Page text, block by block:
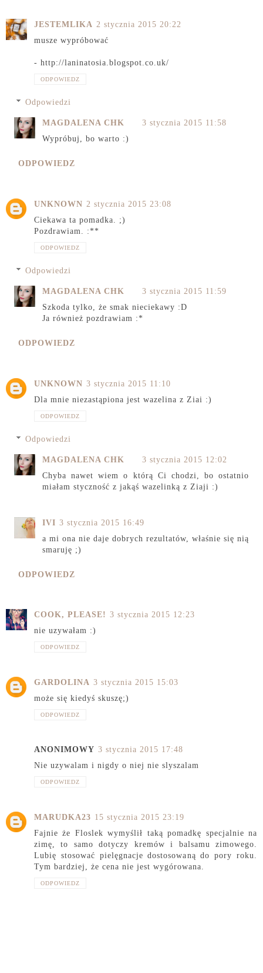
JESTEMLIKA 2 stycznia 2015 20:22
musze wypróbować
- http://laninatosia.blogspot.co.uk/
ODPOWIEDZ
Odpowiedzi
MAGDALENA CHK
3 stycznia 2015 11:58
Wypróbuj, bo warto :)
ODPOWIEDZ
UNKNOWN 2 stycznia 2015 23:08
Ciekawa ta pomadka. ;)
Pozdrawiam. :**
ODPOWIEDZ
Odpowiedzi
MAGDALENA CHK
3 stycznia 2015 11:59
Szkoda tylko, że smak nieciekawy :D
Ja również pozdrawiam :*
ODPOWIEDZ
UNKNOWN 3 stycznia 2015 11:10
Dla mnie niezastąpiona jest wazelina z Ziai :)
ODPOWIEDZ
Odpowiedzi
MAGDALENA CHK
3 stycznia 2015 12:02
Chyba nawet wiem o którą Ci chodzi, bo ostatnio
miałam styczność z jakąś wazelinką z Ziaji :)
IVI 3 stycznia 2015 16:49
a mi ona nie daje dobrych rezultatów, właśnie się nią
smaruję ;)
ODPOWIEDZ
COOK, PLEASE! 3 stycznia 2015 12:23
nie uzywałam :)
ODPOWIEDZ
GARDOLINA 3 stycznia 2015 15:03
może się kiedyś skuszę;)
ODPOWIEDZ
ANONIMOWY 3 stycznia 2015 17:48
Nie uzywalam i nigdy o niej nie slyszalam
ODPOWIEDZ
MARUDKA23 15 stycznia 2015 23:19
Fajnie że Floslek wymyślił taką pomadkę specjalnie na
zimę, to samo dotyczy kremów i balsamu zimowego.
Lubię stosować pielęgnacje dostosowaną do pory roku.
Tym bardziej, że cena nie jest wygórowana.
ODPOWIEDZ